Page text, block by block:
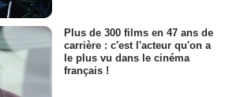
Plus de 300 films en 47 ans de
carrière : c'est l'acteur qu'on a
le plus vu dans le cinéma
français !